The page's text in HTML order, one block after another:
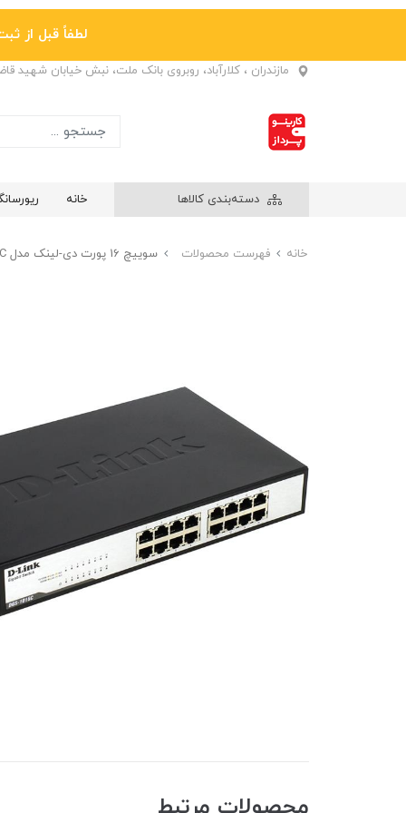
لطفاً قبل از ثبت
مازندران ، کلارآباد، روبروی بانک ملت، نبش خیابان شهید
دسته‌بندی کالاها خانه
خانه فهرست محصولات سوییچ 16 پورت دی-لینک مدل DGS-1016C با گارانتی 3ساله آونگ